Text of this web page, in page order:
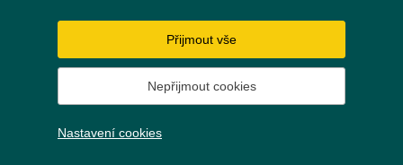
Přijmout vše
Nepřijmout cookies
Nastavení cookies